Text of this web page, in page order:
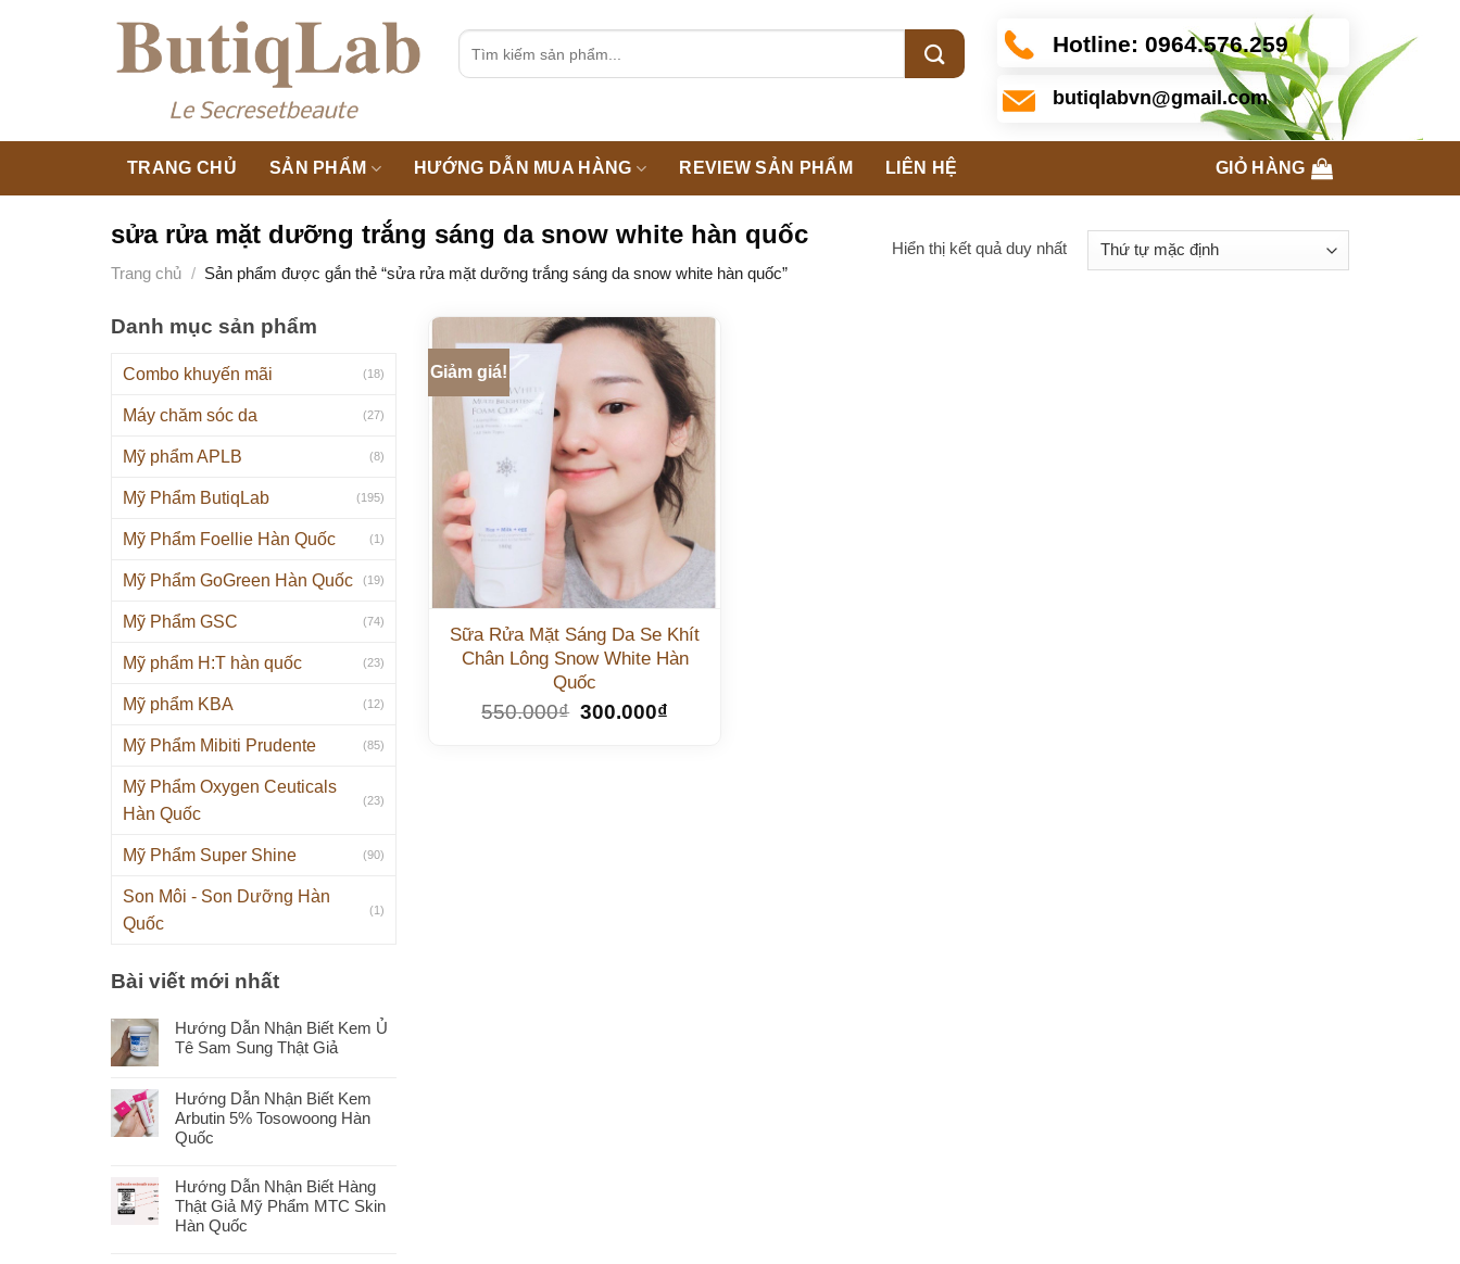
Tìm
Hotline: 0964.576.259
butiqlabvn@gmail.com
TRANG CHỦ SẢN PHẨM HƯỚNG DẪN MUA HÀNG REVIEW SẢN PHẨM LIÊN HỆ GIỎ HÀNG
sửa rửa mặt dưỡng trắng sáng da snow white hàn quốc
Trang chủ / Sản phẩm được gắn thẻ “sửa rửa mặt dưỡng trắng sáng da snow white hàn quốc”
Hiển thị kết quả duy nhất
Danh mục sản phẩm
Combo khuyến mãi (18)
Máy chăm sóc da (27)
Mỹ phẩm APLB (8)
Mỹ Phẩm ButiqLab (195)
Mỹ Phẩm Foellie Hàn Quốc (1)
Mỹ Phẩm GoGreen Hàn Quốc (19)
Mỹ Phẩm GSC (74)
Mỹ phẩm H:T hàn quốc (23)
Mỹ phẩm KBA (12)
Mỹ Phẩm Mibiti Prudente (85)
Mỹ Phẩm Oxygen Ceuticals
Hàn Quốc
(23)
Mỹ Phẩm Super Shine (90)
Son Môi - Son Dưỡng Hàn
Quốc
(1)
Bài viết mới nhất
Hướng Dẫn Nhận Biết Kem Ủ
Tê Sam Sung Thật Giả
Hướng Dẫn Nhận Biết Kem
Arbutin 5% Tosowoong Hàn
Quốc
Hướng Dẫn Nhận Biết Hàng
Thật Giả Mỹ Phẩm MTC Skin
Hàn Quốc
Giảm giá!
Sữa Rửa Mặt Sáng Da Se Khít
Chân Lông Snow White Hàn
Quốc
550.000₫ 300.000₫